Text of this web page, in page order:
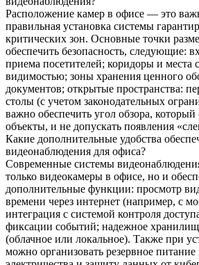
Расположение камер в офисе — это
правильная установка системы
критических зон. Основные точки
обеспечить безопасность, следующие:
приема посетителей; коридоры и места
видимостью; зоны хранения ценного
документов; открытые пространства:
столы (с учетом законодательных
важно обеспечить угол обзора,
объекты, и не допускать появления
Какие дополнительные удобства
видеонаблюдения для офиса?
Современные системы
только видеокамеры в офисе, но и
дополнительные функции: просмотр
времени через интернет (например, с
интеграция с системой контроля
фиксации событий; надежное
(облачное или локальное). Также при
можно организовать резервное